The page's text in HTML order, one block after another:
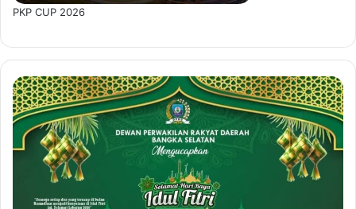
PKP CUP 2026